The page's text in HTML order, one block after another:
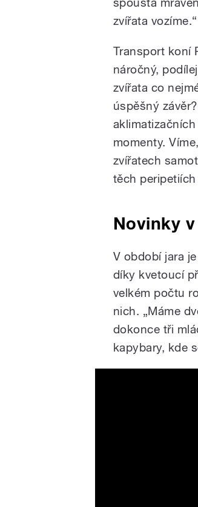
zvířata vozíme.“
Transport koní
náročný,
zvířata co
úspěšný
momenty.
zvířatech
těch
Novinky
V období jara
díky kvetoucí
velkém počtu
nich. „Máme
dokonce tři
kapybary, kde